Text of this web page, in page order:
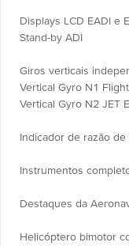
Displays LCD EADI e
Stand-by ADI
Giros verticais
Vertical Gyro N1
Vertical Gyro N2 JET
Indicador de razão
Instrumentos
Destaques da
Helicóptero bimotor